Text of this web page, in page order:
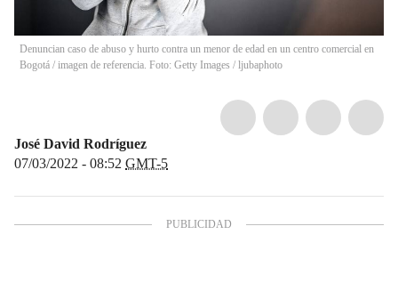
Denuncian caso de abuso y hurto contra un menor de edad en un centro comercial en
Bogotá / imagen de referencia. Foto: Getty Images / ljubaphoto
José David Rodríguez
07/03/2022 - 08:52 GMT-5